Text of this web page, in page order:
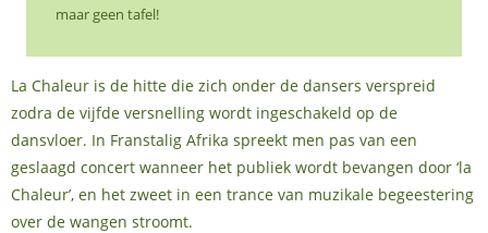
maar geen tafel!
La Chaleur is de hitte die zich onder de dansers verspreid
zodra de vijfde versnelling wordt ingeschakeld op de
dansvloer. In Franstalig Afrika spreekt men pas van een
geslaagd concert wanneer het publiek wordt bevangen door ‘la
Chaleur’, en het zweet in een trance van muzikale begeestering
over de wangen stroomt.